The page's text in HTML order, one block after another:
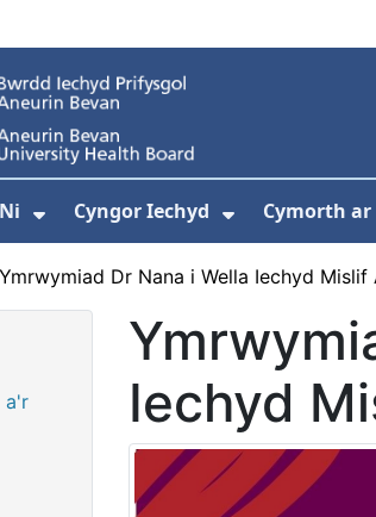
Dangos isddewislen ar gyfer
Cyngor Iechyd
Dangos
Cymorth ar
Ymrwymiad Dr Nana i Wella Iechyd Mislif
a'r
Iechyd